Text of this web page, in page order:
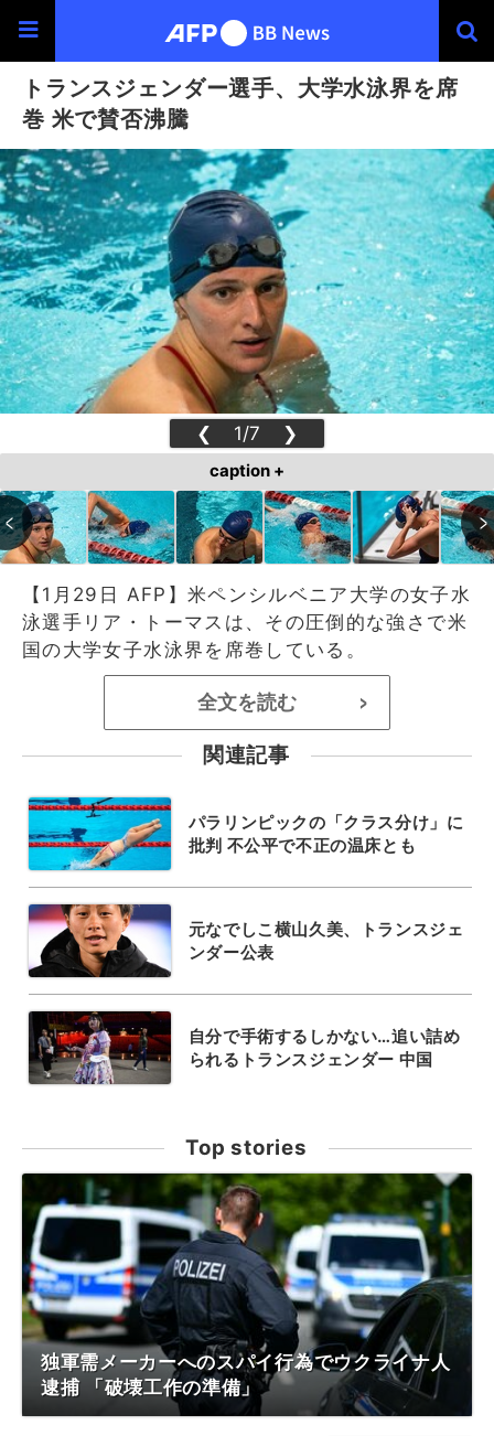
トランスジェンダー選手、大学水泳界を席
巻 米で賛否沸騰
❮ 1/7 ❯
caption +
【1月29日 AFP】米ペンシルベニア大学の女子水
泳選手リア・トーマスは、その圧倒的な強さで米
国の大学女子水泳界を席巻している。
全文を読む >
関連記事
パラリンピックの「クラス分け」に
批判 不公平で不正の温床とも
元なでしこ横山久美、トランスジェ
ンダー公表
自分で手術するしかない…追い詰め
られるトランスジェンダー 中国
Top stories
独軍需メーカーへのスパイ行為でウクライナ人
逮捕 「破壊工作の準備」